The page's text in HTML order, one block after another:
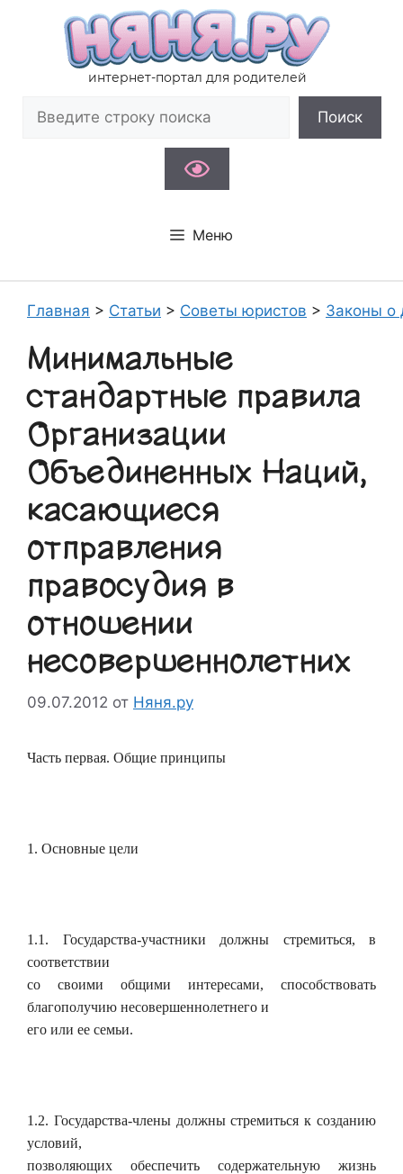
содержимому
интернет-портал для родителей
Поиск
Меню
Главная > Статьи > Советы юристов > Законы о
Минимальные
стандартные правила
Организации
Объединенных Наций,
касающиеся
отправления
правосудия в
отношении
несовершеннолетних
09.07.2012 от Няня.ру
Часть первая. Общие принципы
1. Основные цели
1.1. Государства-участники должны стремиться, в
соответствии
со своими общими интересами, способствовать
благополучию несовершеннолетнего и
его или ее семьи.
1.2. Государства-члены должны стремиться к созданию
условий,
позволяющих обеспечить содержательную жизнь